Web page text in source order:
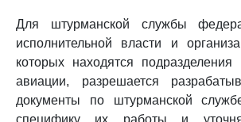
Для штурманской службы
исполнительной власти и
которых находятся подразделения
авиации, разрешается
документы по штурманской
специфику их работы и